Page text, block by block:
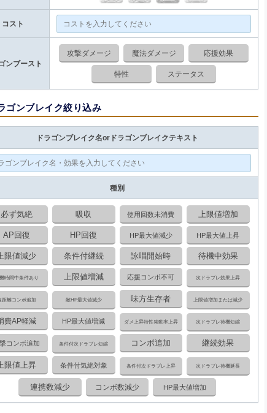
コスト
ンブースト
攻撃ダメージ 魔法ダメージ 応援効果
特性 ステータス
ゴンブレイク絞り込み
ドラゴンブレイク名orドラゴンブレイクテキスト
種別
必ず気絶 吸収 使用回数未消費 上限値増加
AP回復 HP回復 HP最大値減少 HP最大値上昇
上限値減少 条件付継続 詠唱開始時 待機中効果
時間中条件あり 上限値増減 応援コンボ不可 次ドラブレ効果上昇
距離コンボ追加 敵HP最大値減少 味方生存者 上限値増加または減少
費AP軽減 HP最大値増減 ダメ上昇特性発動率上昇 次ドラブレ待機短縮
コンボ追加 条件付次ドラブレ短縮 コンボ追加 継続効果
上限値上昇 条件付気絶対象 条件付次ドラブレ上昇 次ドラブレ待機延長
連携数減少 コンボ数減少 HP最大値増加